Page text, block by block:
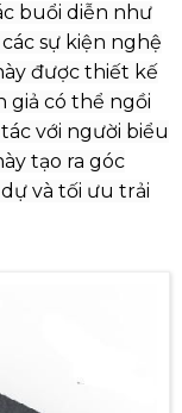
buổi diễn như
sự kiện nghệ
được thiết kế
giả có thể ngồi
với người biểu
tạo ra góc
và tối ưu trải